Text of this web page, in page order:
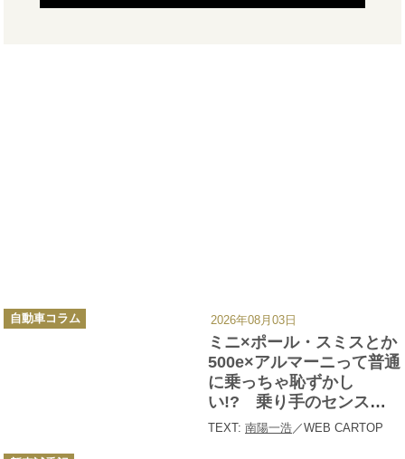
計・男性ファッション・旅行等の分野にお
ミニ×ポール・スミスとか
500e×アルマーニって普通
に乗っちゃ恥ずかし
い!? 乗り手のセンスも
問われる「ハイブランド
TEXT: 南陽一浩 ／WEB CARTOP
カ
テ
自動車コラム 2026年08月03日